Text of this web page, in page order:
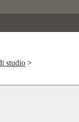
studio >